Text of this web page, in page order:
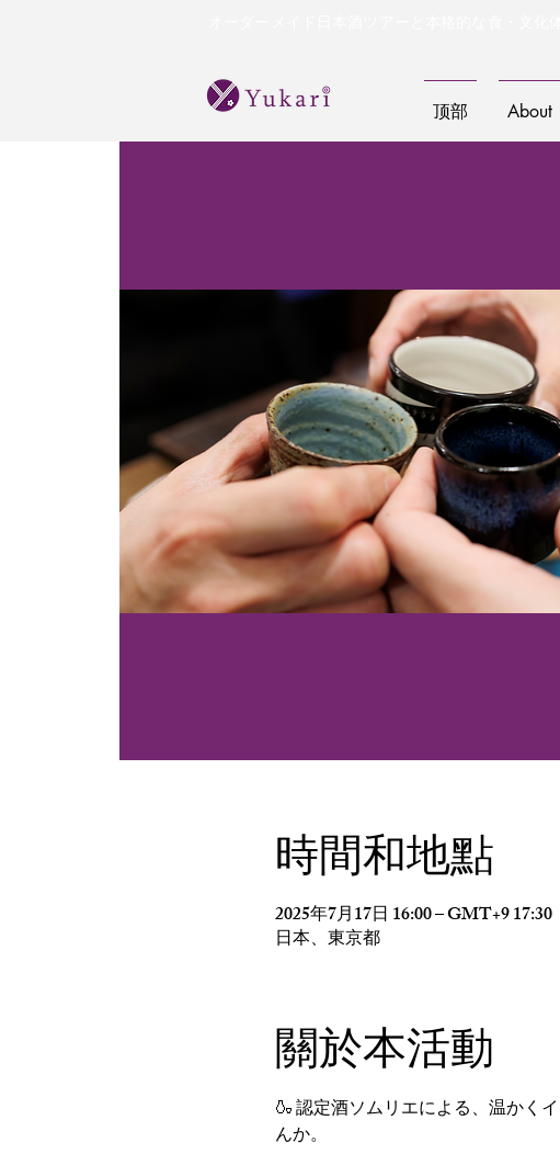
顶部 About
時間和地點
2025年7月17日 16:00 – GMT+9 17:30
日本、東京都
關於本活動
🍶 認定酒ソムリエによる、温かく
んか。